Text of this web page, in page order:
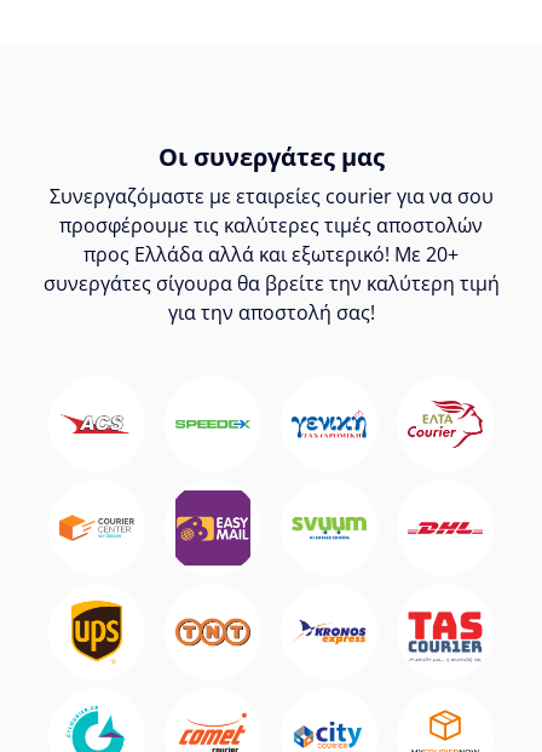
Οι συνεργάτες μας
Συνεργαζόμαστε με εταιρείες courier για να σου
προσφέρουμε τις καλύτερες τιμές αποστολών
προς Ελλάδα αλλά και εξωτερικό! Με 20+
συνεργάτες σίγουρα θα βρείτε την καλύτερη τιμή
για την αποστολή σας!